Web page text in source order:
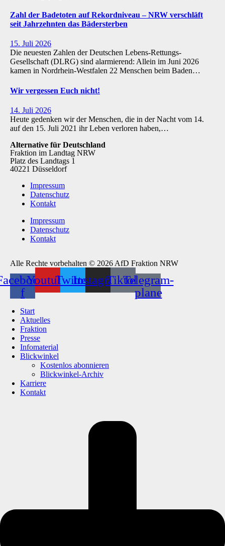
Zahl der Badetoten auf Rekordniveau – NRW verschläft
seit Jahrzehnten das Bädersterben
15. Juli 2026
Die neuesten Zahlen der Deutschen Lebens-Rettungs-
Gesellschaft (DLRG) sind alarmierend: Allein im Juni 2026
kamen in Nordrhein-Westfalen 22 Menschen beim Baden…
Wir vergessen Euch nicht!
14. Juli 2026
Heute gedenken wir der Menschen, die in der Nacht vom 14.
auf den 15. Juli 2021 ihr Leben verloren haben,…
Alternative für Deutschland
Fraktion im Landtag NRW
Platz des Landtags 1
40221 Düsseldorf
Impressum
Datenschutz
Kontakt
Impressum
Datenschutz
Kontakt
Alle Rechte vorbehalten © 2026 AfD Fraktion NRW
f
YoutubeTwitterInstagramTiktokTelegram-
plane
Start
Aktuelles
Fraktion
Presse
Infomaterial
Blickwinkel
Kostenlos abonnieren
Blickwinkel-Archiv
Karriere
Kontakt